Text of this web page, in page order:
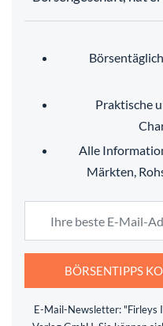
Praktische
Alle
Märkten,
BÖRSENTIPPS
E-Mail-Newsletter: "Firleys